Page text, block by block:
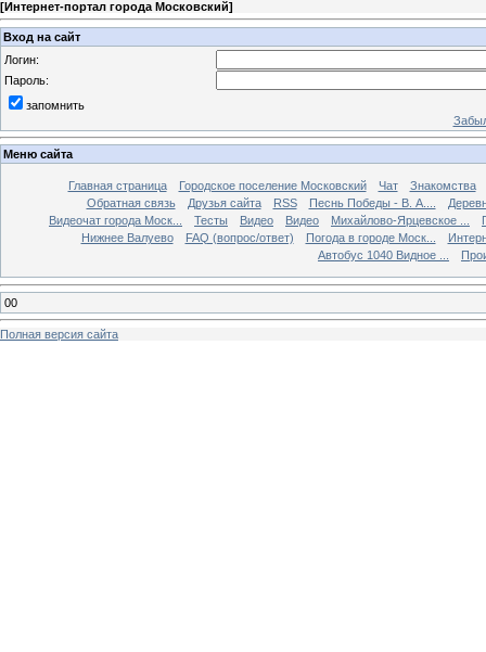
[Интернет-портал города Московский]
Вход на сайт
Логин:
Пароль:
запомнить
Меню сайта
Главная страница Городское поселение Московский Чат
Знакомства
Обратная связь
Друзья сайта RSS Песнь Победы - В. А....
Видеочат города Моск...
Тесты Видео Видео Михайлово-Ярцевское ...
Нижнее Валуево
FAQ (вопрос/ответ) Погода в городе Моск...
Автобус 1040 Видное ...
00
Полная версия сайта